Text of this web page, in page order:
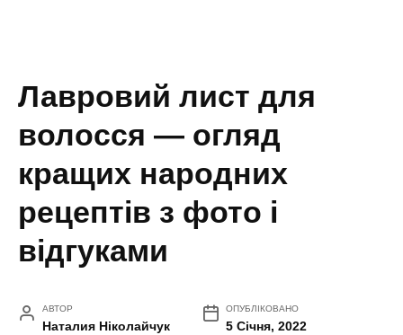
Лавровий лист для
волосся — огляд
кращих народних
рецептів з фото і
відгуками
АВТОР
Наталия Ніколайчук
ОПУБЛІКОВАНО
5 Січня, 2022